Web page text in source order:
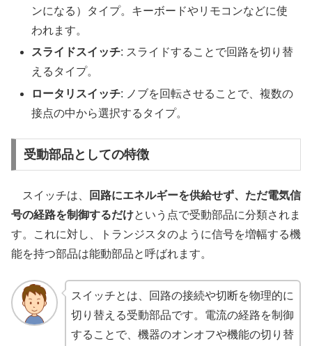
ンになる）タイプ。キーボードやリモコンなどに使
われます。
スライドスイッチ: スライドすることで回路を切り替
えるタイプ。
ロータリスイッチ: ノブを回転させることで、複数の
接点の中から選択するタイプ。
受動部品としての特徴
スイッチは、
回路にエネルギーを供給せず、ただ電気信
号の経路を制御するだけという点で受動部品に分類されま
す。これに対し、トランジスタのように信号を増幅する機
能を持つ部品は能動部品と呼ばれます。
スイッチとは、回路の接続や切断を物理的に
切り替える受動部品です。電流の経路を制御
することで、機器のオンオフや機能の切り替